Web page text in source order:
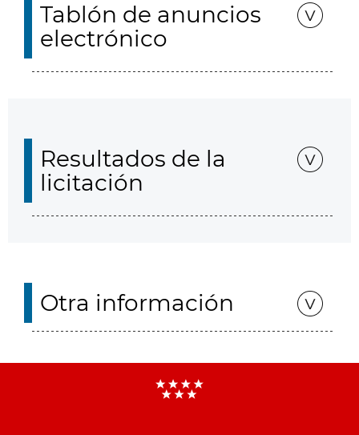
Tablón de anuncios
electrónico
Resultados de la
licitación
Otra información